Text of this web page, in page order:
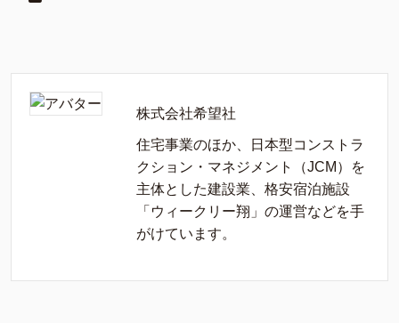
株式会社希望社
住宅事業のほか、日本型コンストラ
クション・マネジメント（JCM）を
主体とした建設業、格安宿泊施設
「ウィークリー翔」の運営などを手
がけています。